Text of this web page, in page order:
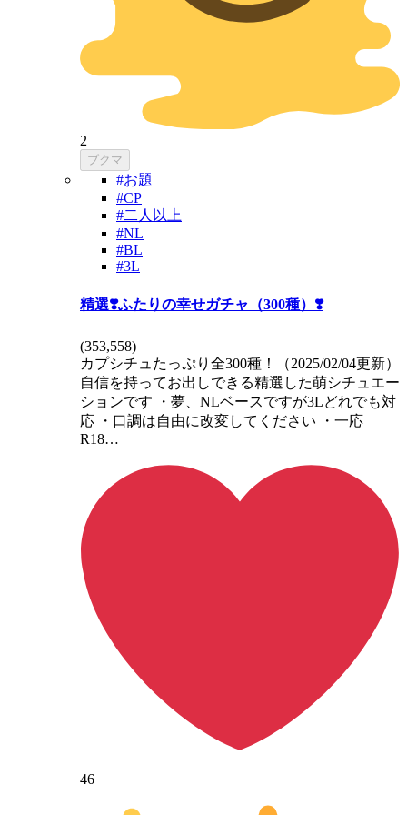
2
ブクマ
#お題
#CP
#二人以上
#NL
#BL
#3L
精選❣️ふたりの幸せガチャ（300種）❣️
(353,558)
カプシチュたっぷり全300種！（2025/02/04更新）
自信を持ってお出しできる精選した萌シチュエー
ションです ・夢、NLベースですが3Lどれでも対
応 ・口調は自由に改変してください ・一応
R18…
46